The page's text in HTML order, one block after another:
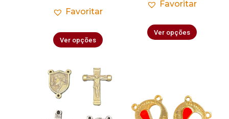
Favoritar
Ver opções
Favoritar
Ver opções